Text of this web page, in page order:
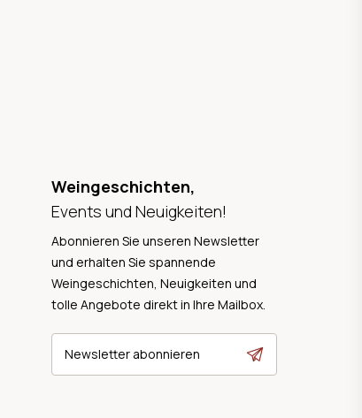
Weingeschichten,
Events und Neuigkeiten!
Abonnieren Sie unseren Newsletter
und erhalten Sie spannende
Weingeschichten, Neuigkeiten und
tolle Angebote direkt in Ihre Mailbox.
Newsletter abonnieren